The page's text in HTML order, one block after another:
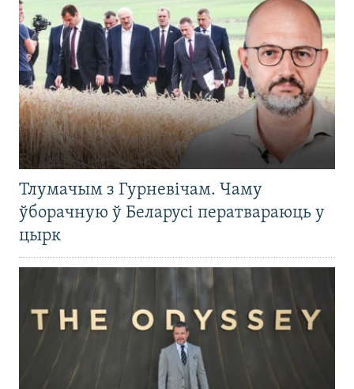
Тлумачым з Гурневічам. Чаму
ўборачную ў Беларусі ператвараюць у
цырк